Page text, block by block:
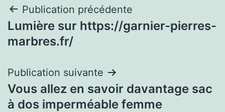
Navigation
de
Publication précédente
Lumière sur https://garnier-pierres-
marbres.fr/
Publication suivante
Vous allez en savoir davantage sac
à dos imperméable femme